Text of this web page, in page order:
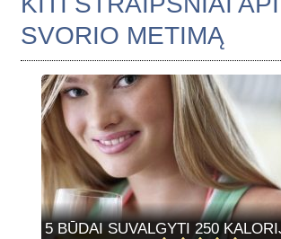
SVORIO METIMĄ
5 BŪDAI SUVALGYTI 250